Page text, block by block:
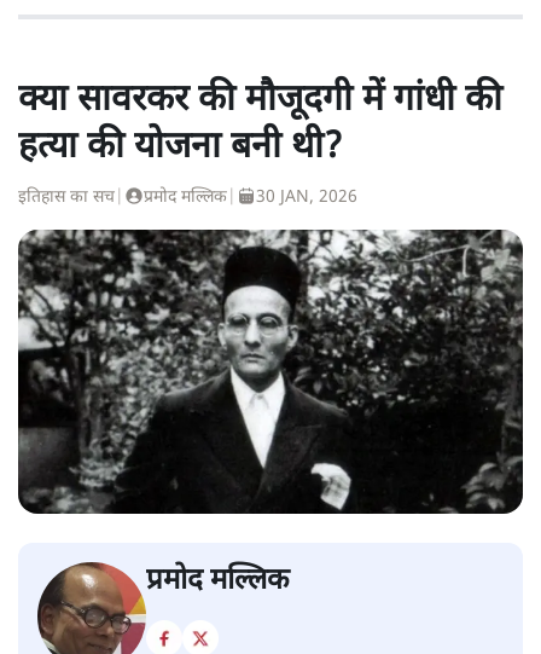
क्या सावरकर की मौजूदगी में गांधी की
हत्या की योजना बनी थी?
इतिहास का सच प्रमोद मल्लिक 30 JAN, 2026
प्रमोद मल्लिक